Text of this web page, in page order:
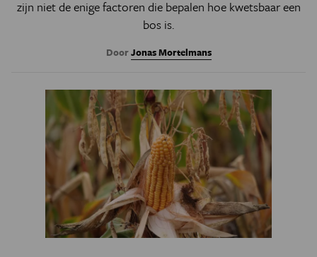
zijn niet de enige factoren die bepalen hoe kwetsbaar een
bos is.
DoorJonas Mortelmans